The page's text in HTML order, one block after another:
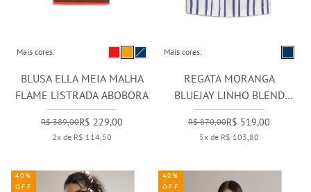
Mais cores:
BLUSA ELLA MEIA MALHA
FLAME LISTRADA ABOBORA
R$ 389,00R$ 229,00
2x de R$ 114,50
Mais cores:
REGATA MORANGA
BLUEJAY LINHO BLEND
ROYAL
R$ 870,00R$ 519,00
5x de R$ 103,80
40%
OFF
40%
OFF